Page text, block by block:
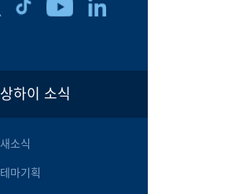
상하이 소식
새소식
테마기획